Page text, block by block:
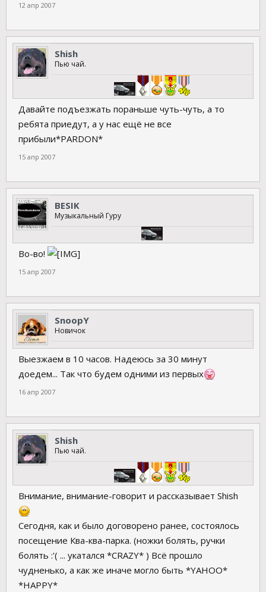
12 апр 2007
Shish
Пью чай.
Давайте подъезжать пораньше чуть-чуть, а то
ребята приедут, а у нас ещё не все
прибыли*PARDON*
15 апр 2007
BESIK
Музыкальный Гуру
Во-во!
15 апр 2007
SnoopY
Новичок
Выезжаем в 10 часов. Надеюсь за 30 минут
доедем... Так что будем одними из первых
16 апр 2007
Shish
Пью чай.
Внимание, внимание-говорит и рассказывает Shish
Сегодня, как и было договорено ранее, состоялось
посещение Ква-ква-парка. (ножки болять, ручки
болять :'( ... укатался *CRAZY* ) Всё прошло
чудненько, а как же иначе могло быть *YAHOO*
*HAPPY*